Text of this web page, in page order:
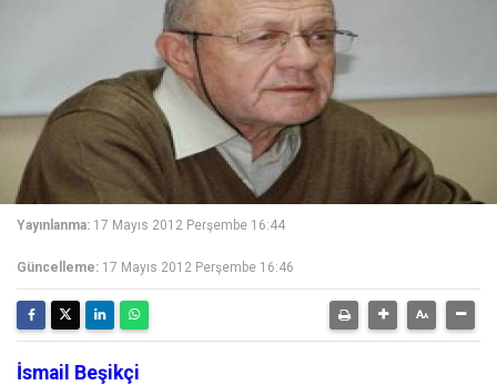
Yayınlanma: 17 Mayıs 2012 Perşembe 16:44
Güncelleme: 17 Mayıs 2012 Perşembe 16:46
İsmail Beşikçi